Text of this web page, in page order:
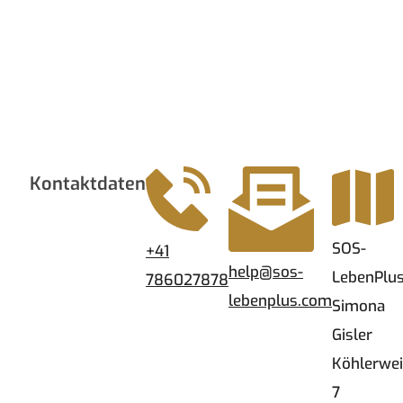
Kontaktdaten
+41
786027878help@sos-
lebenplus.com
SOS-
Simona
Gisler
7